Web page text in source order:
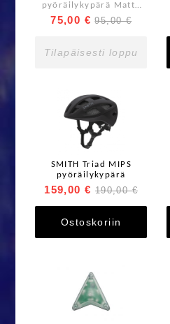
pyöräilykypärä Matte
White
75,00 € 95,00 €
Tilapäisesti loppu
SMITH Triad MIPS
pyöräilykypärä
159,00 € 190,00 €
Ostoskoriin